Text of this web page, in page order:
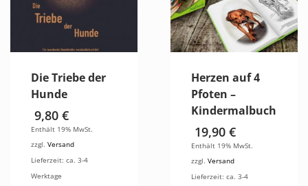
Die Triebe der
Hunde
9,80 €
Enthält 19% MwSt.
zzgl. Versand
Lieferzeit: ca. 3-4
Werktage
Herzen auf 4
Pfoten –
Kindermalbuch
19,90 €
Enthält 19% MwSt.
zzgl. Versand
Lieferzeit: ca. 3-4